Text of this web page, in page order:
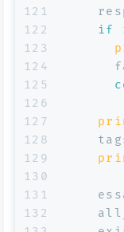
121
122
123
124
125
126
127
128
129
130
131
132
if